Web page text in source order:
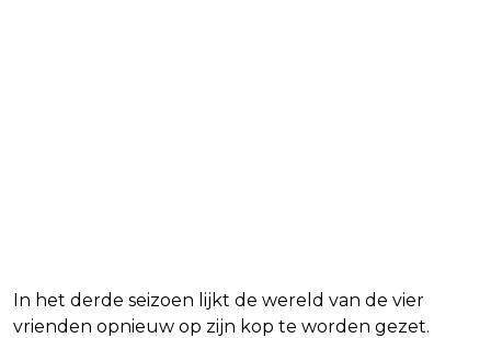
In het derde seizoen lijkt de wereld van de vier
vrienden opnieuw op zijn kop te worden gezet.